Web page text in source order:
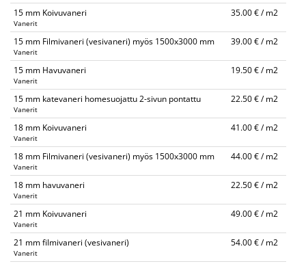
15 mm Koivuvaneri
Vanerit
35.00 € / m2
15 mm Filmivaneri (vesivaneri) myös 1500x3000 mm
Vanerit
39.00 € / m2
15 mm Havuvaneri
Vanerit
19.50 € / m2
15 mm katevaneri homesuojattu 2-sivun pontattu
Vanerit
22.50 € / m2
18 mm Koivuvaneri
Vanerit
41.00 € / m2
18 mm Filmivaneri (vesivaneri) myös 1500x3000 mm
Vanerit
44.00 € / m2
18 mm havuvaneri
Vanerit
22.50 € / m2
21 mm Koivuvaneri
Vanerit
49.00 € / m2
21 mm filmivaneri (vesivaneri)
Vanerit
54.00 € / m2